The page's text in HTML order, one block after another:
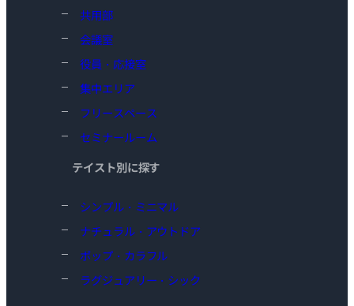
共用部
会議室
役員・応接室
集中エリア
フリースペース
セミナールーム
テイスト別に探す
シンプル・ミニマル
ナチュラル・アウトドア
ポップ・カラフル
ラグジュアリー・シック